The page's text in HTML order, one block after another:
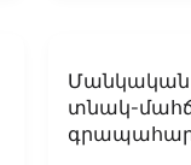
Մանկական
տնակ-